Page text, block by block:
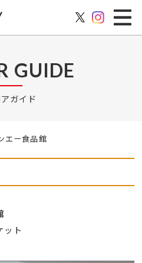
GUIDE
ガイド
エー食品館
ット